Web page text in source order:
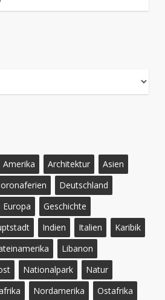
Amerika Architektur
Asien
Deutschland
Europa
Geschichte
Indien Italien
Karibik
Libanon
Nationalpark
Natur
Nordamerika Ostafrika